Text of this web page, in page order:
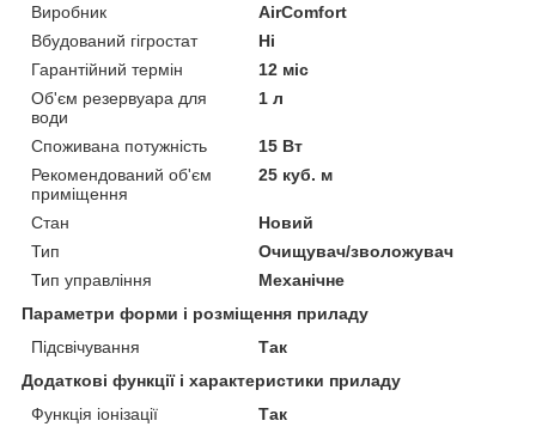
Виробник
AirComfort
Вбудований гігростат
Ні
Гарантійний термін
12 міс
Об'єм резервуара для
води
1 л
Споживана потужність
15 Вт
Рекомендований об'єм
приміщення
25 куб. м
Стан
Новий
Тип
Очищувач/зволожувач
Тип управління
Механічне
Параметри форми і розміщення приладу
Підсвічування
Так
Додаткові функції і характеристики приладу
Функція іонізації
Так